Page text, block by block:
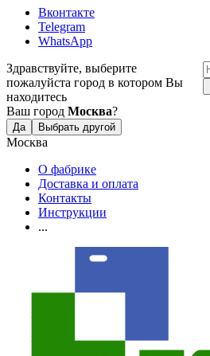
Вконтакте
Telegram
WhatsApp
Здравствуйте, выберите
пожалуйста город в котором Вы
находитесь
Ваш город Москва?
Да Выбрать другой
Москва
О фабрике
Доставка и оплата
Контакты
Инструкции
...